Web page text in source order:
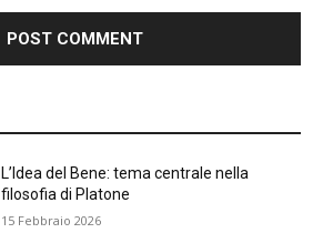
L’Idea del Bene: tema centrale nella
filosofia di Platone
15 Febbraio 2026